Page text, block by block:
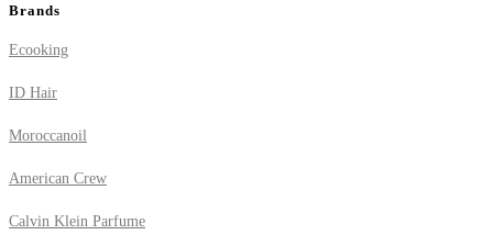
Brands
Ecooking
ID Hair
Moroccanoil
American Crew
Calvin Klein Parfume